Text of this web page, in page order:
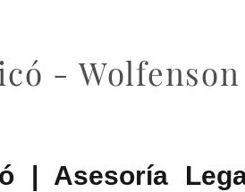
- Wolfenson
| Asesoría